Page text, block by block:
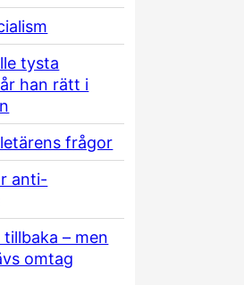
tysta
han rätt i
frågor
anti-
– men
omtag